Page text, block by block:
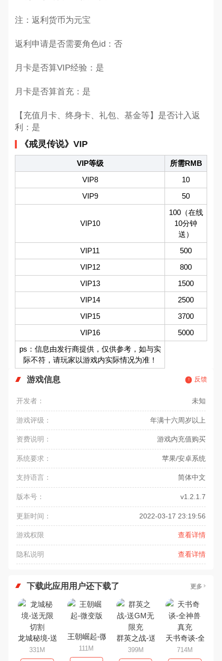
注：返利货币为元宝
返利申请是否需要角色id：否
月卡是否算VIP经验：是
月卡是否算首充：是
【充值月卡、终身卡、礼包、基金等】是否计入返
利：是
《戒灵传说》VIP
VIP等级
所需RMB
VIP8
10
VIP9
50
VIP10
100（在线
10分钟
送）
VIP11
500
VIP12
800
VIP13
1500
VIP14
2500
VIP15
3700
VIP16
5000
ps：信息由发行商提供，仅供参考，如与实
际不符，请玩家以游戏内实际情况为准！
游戏信息 反馈
开发者： 未知
游戏评级： 年满十六周岁以上
资费说明： 游戏内充值购买
系统要求： 苹果/安卓系统
支持语言： 简体中文
版本号： v1.2.1.7
更新时间： 2022-03-17 23:19:56
游戏权限 查看详情
隐私说明 查看详情
下载此应用用户还下载了 更多
龙城秘境-送无限切割
331M
王朝崛起-微变版
111M
群英之战-送GM无限充
399M
天书奇谈-全神兽
714M